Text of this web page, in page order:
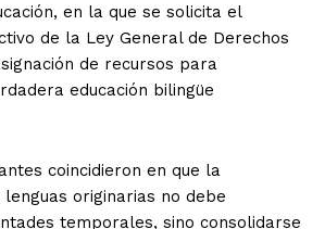
en la que se solicita el
de la Ley General de Derechos
de recursos para
educación bilingüe
coincidieron en que la
originarias no debe
temporales, sino consolidarse